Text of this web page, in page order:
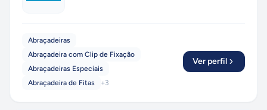
Abraçadeiras
Abraçadeira com Clip de Fixação
Abraçadeiras Especiais
Abraçadeira de Fitas
+3
Ver perfil